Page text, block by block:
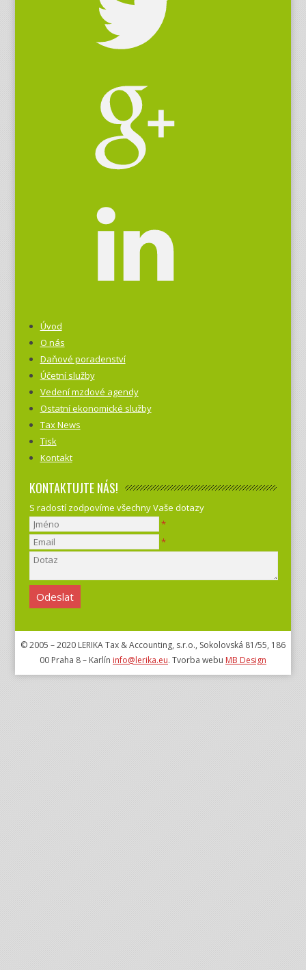
Úvod
O nás
Daňové poradenství
Účetní služby
Vedení mzdové agendy
Ostatní ekonomické služby
Tax News
Tisk
Kontakt
KONTAKTUJTE NÁS!
S radostí zodpovíme všechny Vaše dotazy
*
*
© 2005 – 2020 LERIKA Tax & Accounting, s.r.o., Sokolovská 81/55, 186
00 Praha 8 – Karlín info@lerika.eu. Tvorba webu MB Design